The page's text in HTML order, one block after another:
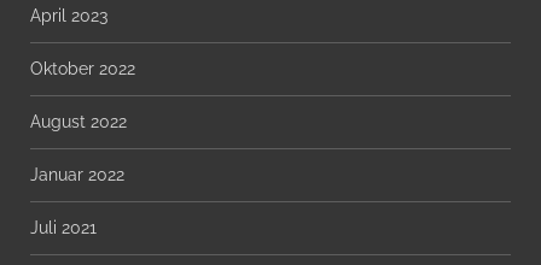
April 2023
Oktober 2022
August 2022
Januar 2022
Juli 2021